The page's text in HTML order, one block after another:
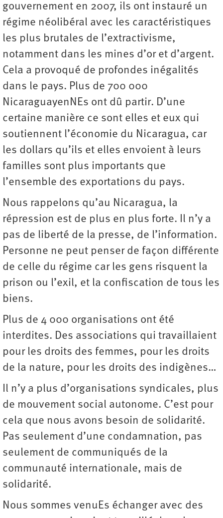
gouvernement en 2007, ils ont instauré un
régime néo­libéral avec les caractéristiques
les plus brutales de l’extractivisme,
notamment dans les mines d’or et d’argent.
Cela a provoqué de profondes inégalités
dans le pays. Plus de 700 000
NicaraguayenNEs ont dû partir. D’une
certaine manière ce sont elles et eux qui
soutiennent l’économie du Nicaragua, car
les dollars qu’ils et elles envoient à leurs
familles sont plus importants que
l’ensemble des­ ­exportations du pays.
Nous rappelons qu’au Nicaragua, la
répression est de plus en plus forte. Il n’y a
pas de liberté de la presse, de l’information.
Personne ne peut penser de façon différente
de celle du régime car les gens risquent la
prison ou l’exil, et la confiscation de tous les
biens.
Plus de 4 000 organisations ont été
interdites. Des associations qui travaillaient
pour les droits des femmes, pour les droits
de la nature, pour les droits des indigènes…
Il n’y a plus d’organisations syndicales, plus
de mouvement social autonome. C’est pour
cela que nous avons besoin de solidarité.
Pas seulement d’une condamnation, pas
seulement de communiqués de la
communauté internationale, mais de
solidarité.
Nous sommes venuEs échanger avec des